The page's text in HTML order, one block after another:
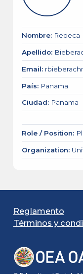
Nombre: Rebeca
Apellido:
Email:
País: Panama
Ciudad: Panama
Role / Position:
Organization:
Reglamento
Términos y